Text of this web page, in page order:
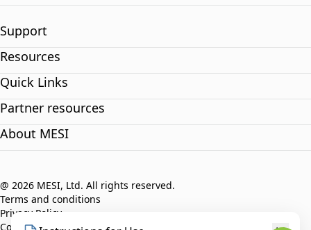
Support
Resources
Quick Links
Partner resources
About MESI
@ 2026 MESI, Ltd. All rights reserved.
Terms and conditions
Privacy Policy
Compliance policy